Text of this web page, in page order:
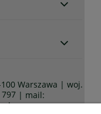
Warszawa | woj.
| mail: